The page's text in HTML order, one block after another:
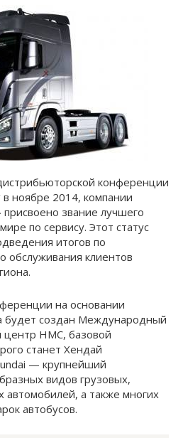
конференции
ноябре 2014, компании
звание лучшего
по сервису. Этот статус
итогов по
обслуживания клиентов
на основании
будет создан Международный
центр НМС, базовой
станет Хендай
— крупнейший
видов грузовых,
а также многих
автобусов.